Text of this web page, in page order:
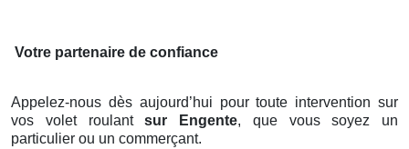
Votre partenaire de confiance
Appelez-nous dès aujourd’hui pour toute intervention sur
vos volet roulantsur Engente, que vous soyez un
particulier ou un commerçant.